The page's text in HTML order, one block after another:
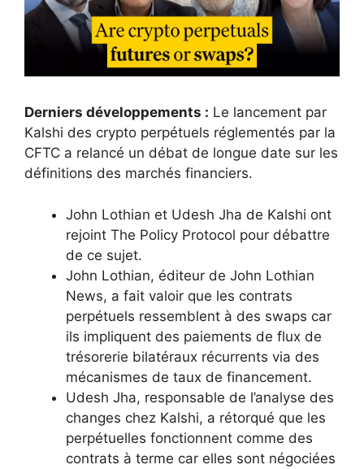
Derniers développements : Le lancement par
Kalshi des crypto perpétuels réglementés par la
CFTC a relancé un débat de longue date sur les
définitions des marchés financiers.
John Lothian et Udesh Jha de Kalshi ont
rejoint The Policy Protocol pour débattre
de ce sujet.
John Lothian, éditeur de John Lothian
News, a fait valoir que les contrats
perpétuels ressemblent à des swaps car
ils impliquent des paiements de flux de
trésorerie bilatéraux récurrents via des
mécanismes de taux de financement.
Udesh Jha, responsable de l’analyse des
changes chez Kalshi, a rétorqué que les
perpétuelles fonctionnent comme des
contrats à terme car elles sont négociées